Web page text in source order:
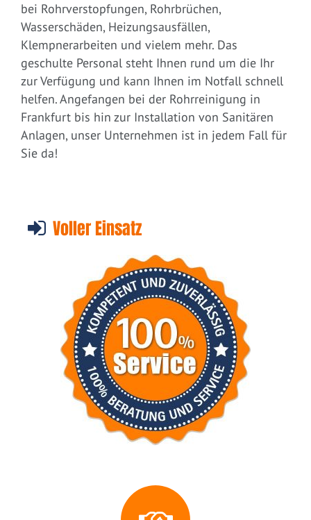
bei Rohrverstopfungen, Rohrbrüchen,
Wasserschäden, Heizungsausfällen,
Klempnerarbeiten und vielem mehr. Das
geschulte Personal steht Ihnen rund um die Ihr
zur Verfügung und kann Ihnen im Notfall schnell
helfen. Angefangen bei der Rohrreinigung in
Frankfurt bis hin zur Installation von Sanitären
Anlagen, unser Unternehmen ist in jedem Fall für
Sie da!
Voller Einsatz